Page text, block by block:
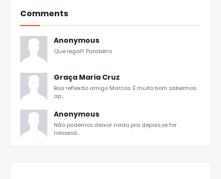
Comments
Anonymous
Que legal!! Parabéns
Graça Maria Cruz
Boa reflexão amigo Marcos. É muito bom sabermos
ap...
Anonymous
Não podemos deixar nada pra depois,se for
nessesá...